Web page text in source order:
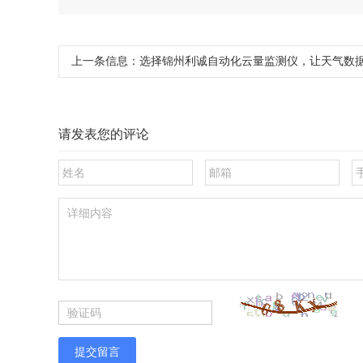
上一条信息： 选择锦州利诚自动化云量监测仪，让天气数
请发表您的评论
提交留言